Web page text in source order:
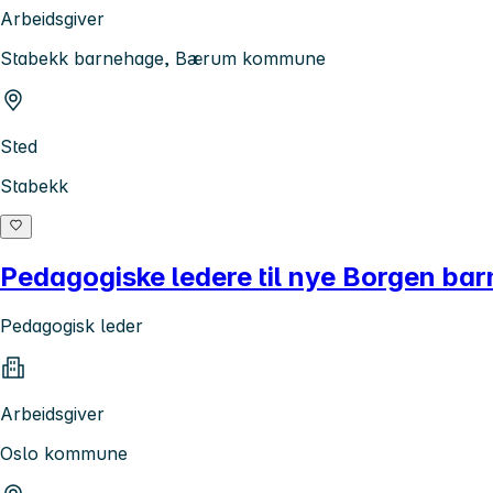
Arbeidsgiver
Stabekk barnehage, Bærum kommune
Sted
Stabekk
Pedagogiske ledere til nye Borgen
Pedagogisk leder
Arbeidsgiver
Oslo kommune